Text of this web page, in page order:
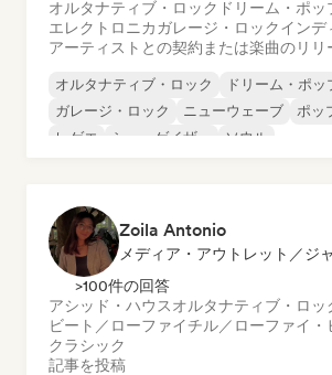
オルタナティブ・ロック ドリーム・ポッ
エレクトロニカガレージ・ロックインデ
アーティストとの契約または楽曲のリリ
オルタナティブ・ロック
ドリーム・ポッ
ガレージ・ロック
ニューウェーブ
ポッ
レゲエ
シューゲイザー ソウル
Zoila Antonio
メディア・アウトレット／ジ
>100件の回答
アシッド・ハウスオルタナティブ・ロッ
ビート／ローファイチル／ローファイ・
クラシック
記事を投稿